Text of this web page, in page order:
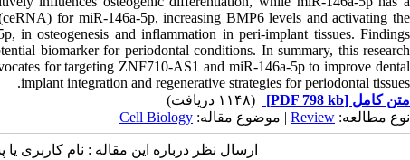
for miR-146a-5p, increasing BMP6 levels and activating the
in osteogenesis and inflammation in peri-implant tissues. Findings
biomarker for periodontal conditions. In summary, this research
for targeting ZNF710-AS1 and miR-146a-5p to improve dental
implant integration and regenerative strategies for periodontal tissues.
متن کامل [PDF 798 kb]
(۱۱۴۸ دریافت)
نوع مطالعه: Review | موضوع مقاله: Cell Biology
ارسال نظر درباره این مقاله : نام کاربری